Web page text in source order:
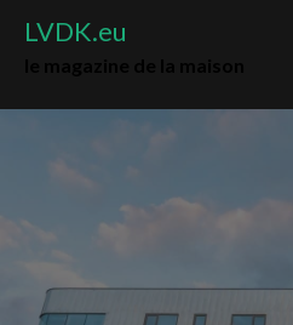
LVDK.eu